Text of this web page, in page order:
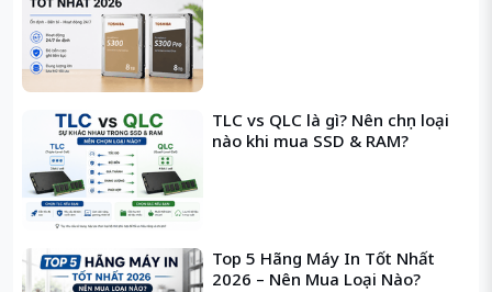
TLC vs QLC là gì? Nên chọn loại
nào khi mua SSD & RAM?
Top 5 Hãng Máy In Tốt Nhất
2026 – Nên Mua Loại Nào?